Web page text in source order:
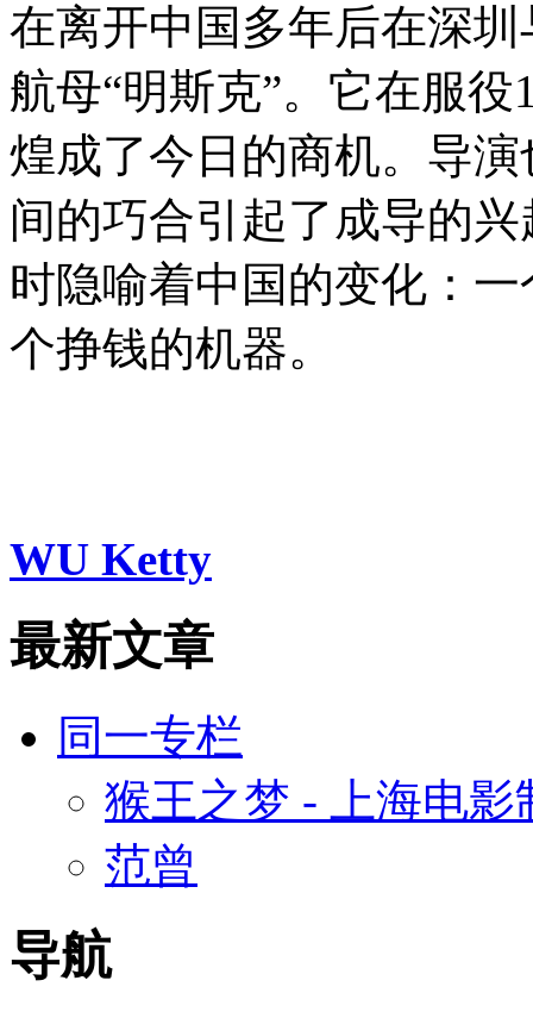
在离开中国多年后在深
航母“明斯克”。它在服
煌成了今日的商机。导
间的巧合引起了成导的
时隐喻着中国的变化：
个挣钱的机器。
WU Ketty
最新文章
同一专栏
猴王之梦 - 上海电影
范曾
导航